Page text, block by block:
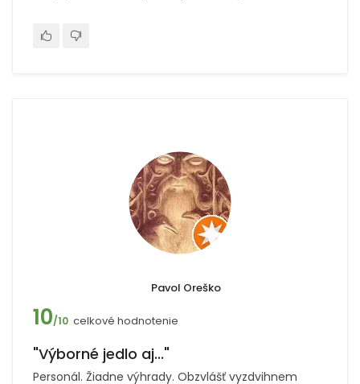
Pavol Oreško
10/10 celkové hodnotenie
"Výborné jedlo aj..."
Personál. Žiadne výhrady. Obzvlášť vyzdvihnem